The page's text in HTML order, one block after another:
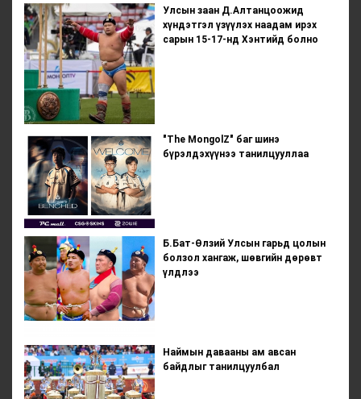
Улсын заан Д.Алтанцоожид
хүндэтгэл үзүүлэх наадам ирэх
сарын 15-17-нд Хэнтийд болно
"The MongolZ" баг шинэ
бүрэлдэхүүнээ танилцууллаа
Б.Бат-Өлзий Улсын гарьд цолын
болзол хангаж, шөвгийн дөрөвт
үлдлээ
Наймын давааны ам авсан
байдлыг танилцуулбал